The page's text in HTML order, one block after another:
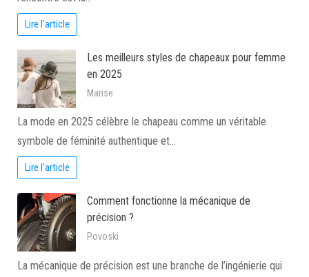
Lire l'article
Les meilleurs styles de chapeaux pour femme
en 2025
Marise
La mode en 2025 célèbre le chapeau comme un véritable
symbole de féminité authentique et…
Lire l'article
Comment fonctionne la mécanique de
précision ?
Povoski
La mécanique de précision est une branche de l’ingénierie qui